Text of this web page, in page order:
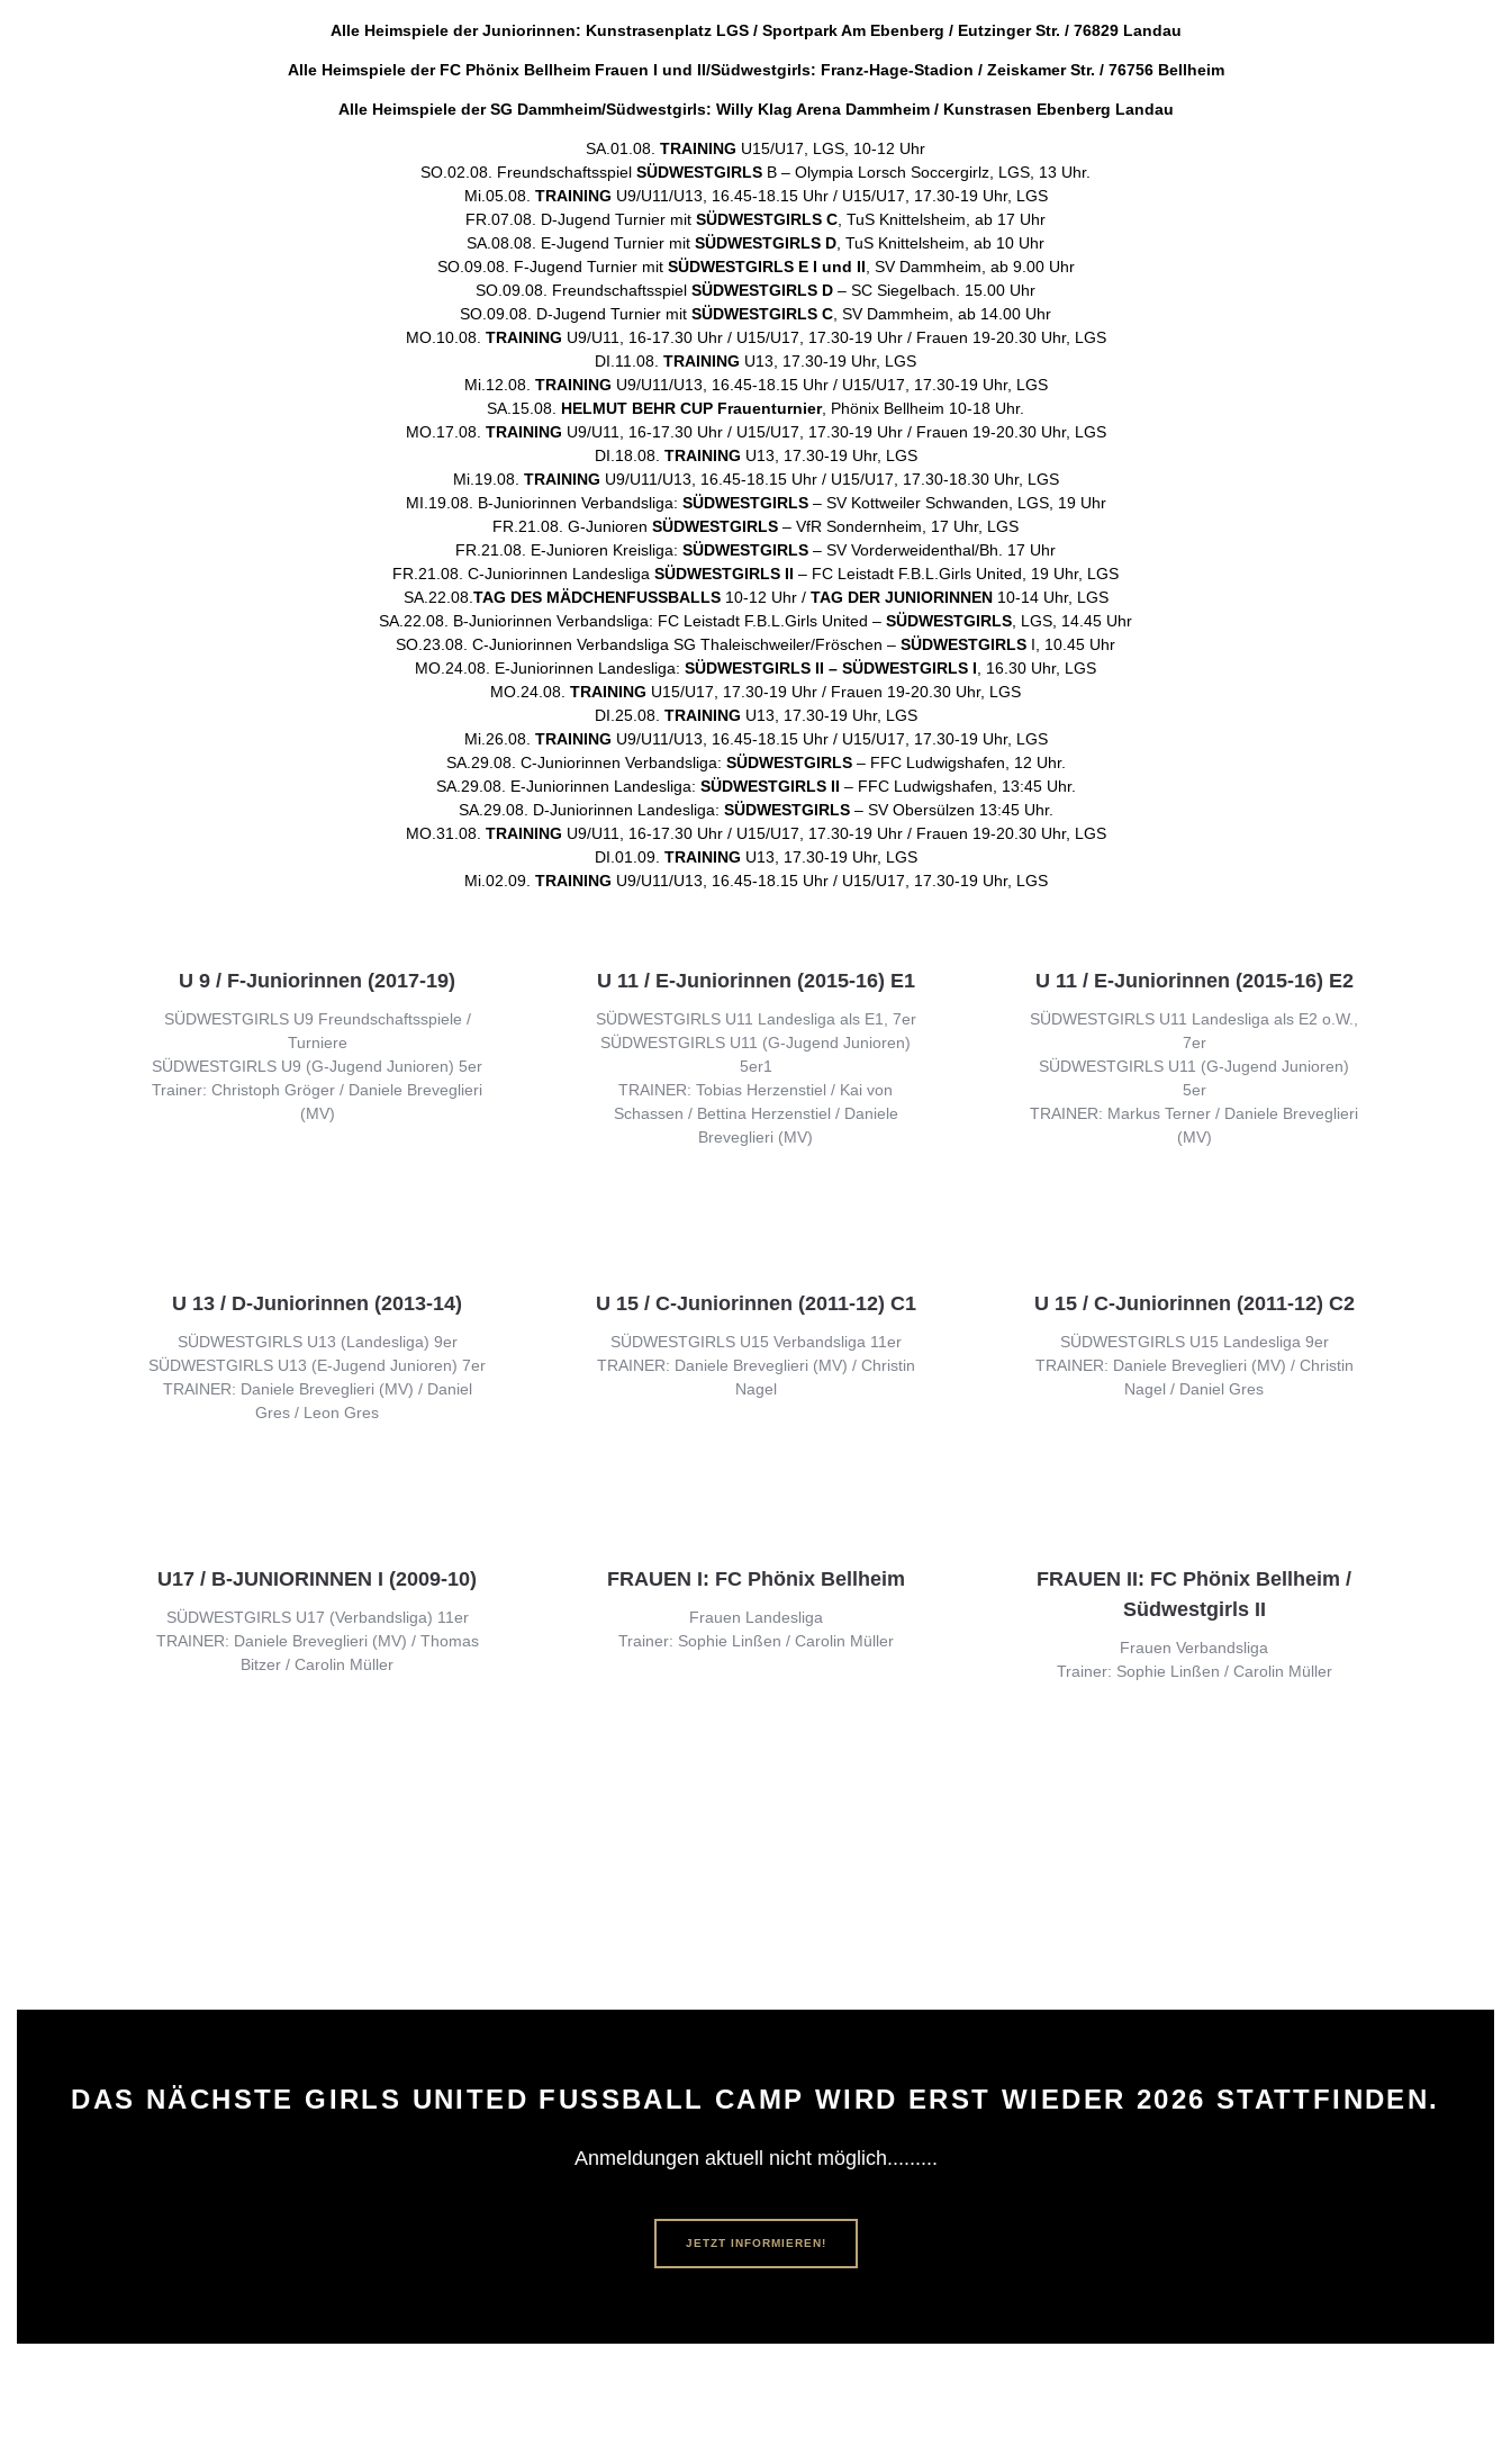
Alle Heimspiele der Juniorinnen: Kunstrasenplatz LGS / Sportpark Am Ebenberg / Eutzinger Str. / 76829 Landau
Alle Heimspiele der FC Phönix Bellheim Frauen I und II/Südwestgirls: Franz-Hage-Stadion / Zeiskamer Str. / 76756 Bellheim
Alle Heimspiele der SG Dammheim/Südwestgirls: Willy Klag Arena Dammheim / Kunstrasen Ebenberg Landau
SA.01.08. TRAINING U15/U17, LGS, 10-12 Uhr
SO.02.08. Freundschaftsspiel SÜDWESTGIRLS B – Olympia Lorsch Soccergirlz, LGS, 13 Uhr.
Mi.05.08. TRAINING U9/U11/U13, 16.45-18.15 Uhr / U15/U17, 17.30-19 Uhr, LGS
FR.07.08. D-Jugend Turnier mit SÜDWESTGIRLS C , TuS Knittelsheim, ab 17 Uhr
SA.08.08. E-Jugend Turnier mit SÜDWESTGIRLS D , TuS Knittelsheim, ab 10 Uhr
SO.09.08. F-Jugend Turnier mit SÜDWESTGIRLS E I und II , SV Dammheim, ab 9.00 Uhr
SO.09.08. Freundschaftsspiel SÜDWESTGIRLS D – SC Siegelbach. 15.00 Uhr
SO.09.08. D-Jugend Turnier mit SÜDWESTGIRLS C , SV Dammheim, ab 14.00 Uhr
MO.10.08. TRAINING U9/U11, 16-17.30 Uhr / U15/U17, 17.30-19 Uhr / Frauen 19-20.30 Uhr, LGS
DI.11.08. TRAINING U13, 17.30-19 Uhr, LGS
Mi.12.08. TRAINING U9/U11/U13, 16.45-18.15 Uhr / U15/U17, 17.30-19 Uhr, LGS
SA.15.08. HELMUT BEHR CUP Frauenturnier, Phönix Bellheim 10-18 Uhr.
MO.17.08. TRAINING U9/U11, 16-17.30 Uhr / U15/U17, 17.30-19 Uhr / Frauen 19-20.30 Uhr, LGS
DI.18.08. TRAINING U13, 17.30-19 Uhr, LGS
Mi.19.08. TRAINING U9/U11/U13, 16.45-18.15 Uhr / U15/U17, 17.30-18.30 Uhr, LGS
MI.19.08. B-Juniorinnen Verbandsliga: SÜDWESTGIRLS– SV Kottweiler Schwanden, LGS, 19 Uhr
FR.21.08. G-Junioren SÜDWESTGIRLS – VfR Sondernheim, 17 Uhr, LGS
FR.21.08. E-Junioren Kreisliga: SÜDWESTGIRLS – SV Vorderweidenthal/Bh. 17 Uhr
FR.21.08. C-Juniorinnen Landesliga SÜDWESTGIRLS II – FC Leistadt F.B.L.Girls United, 19 Uhr, LGS
SA.22.08. TAG DES MÄDCHENFUSSBALLS10-12 Uhr / TAG DER JUNIORINNEN10-14 Uhr, LGS
SA.22.08. B-Juniorinnen Verbandsliga: FC Leistadt F.B.L.Girls United – SÜDWESTGIRLS , LGS, 14.45 Uhr
SO.23.08. C-Juniorinnen Verbandsliga SG Thaleischweiler/Fröschen – SÜDWESTGIRLS I, 10.45 Uhr
MO.24.08. E-Juniorinnen Landesliga: SÜDWESTGIRLS II – SÜDWESTGIRLS I , 16.30 Uhr, LGS
MO.24.08. TRAINING U15/U17, 17.30-19 Uhr / Frauen 19-20.30 Uhr, LGS
DI.25.08. TRAINING U13, 17.30-19 Uhr, LGS
Mi.26.08. TRAINING U9/U11/U13, 16.45-18.15 Uhr / U15/U17, 17.30-19 Uhr, LGS
SA.29.08. C-Juniorinnen Verbandsliga: SÜDWESTGIRLS– FFC Ludwigshafen, 12 Uhr.
SA.29.08. E-Juniorinnen Landesliga: SÜDWESTGIRLS II – FFC Ludwigshafen, 13:45 Uhr.
SA.29.08. D-Juniorinnen Landesliga: SÜDWESTGIRLS– SV Obersülzen 13:45 Uhr.
MO.31.08. TRAINING U9/U11, 16-17.30 Uhr / U15/U17, 17.30-19 Uhr / Frauen 19-20.30 Uhr, LGS
DI.01.09. TRAINING U13, 17.30-19 Uhr, LGS
Mi.02.09. TRAINING U9/U11/U13, 16.45-18.15 Uhr / U15/U17, 17.30-19 Uhr, LGS
U 9 / F-Juniorinnen (2017-19)
SÜDWESTGIRLS U9 Freundschaftsspiele /
Turniere
SÜDWESTGIRLS U9 (G-Jugend Junioren) 5er
Trainer: Christoph Gröger / Daniele Breveglieri
(MV)
U 11 / E-Juniorinnen (2015-16) E1
SÜDWESTGIRLS U11 Landesliga als E1, 7er
SÜDWESTGIRLS U11 (G-Jugend Junioren)
5er1
TRAINER: Tobias Herzenstiel / Kai von
Schassen / Bettina Herzenstiel / Daniele
Breveglieri (MV)
U 11 / E-Juniorinnen (2015-16) E2
SÜDWESTGIRLS U11 Landesliga als E2 o.W.,
7er
SÜDWESTGIRLS U11 (G-Jugend Junioren)
5er
TRAINER: Markus Terner / Daniele Breveglieri
(MV)
U 13 / D-Juniorinnen (2013-14)
SÜDWESTGIRLS U13 (Landesliga) 9er
SÜDWESTGIRLS U13 (E-Jugend Junioren) 7er
TRAINER: Daniele Breveglieri (MV) / Daniel
Gres / Leon Gres
U 15 / C-Juniorinnen (2011-12) C1
SÜDWESTGIRLS U15 Verbandsliga 11er
TRAINER: Daniele Breveglieri (MV) / Christin
Nagel
U 15 / C-Juniorinnen (2011-12) C2
SÜDWESTGIRLS U15 Landesliga 9er
TRAINER: Daniele Breveglieri (MV) / Christin
Nagel / Daniel Gres
U17 / B-JUNIORINNEN I (2009-10)
SÜDWESTGIRLS U17 (Verbandsliga) 11er
TRAINER: Daniele Breveglieri (MV) / Thomas
Bitzer / Carolin Müller
FRAUEN I: FC Phönix Bellheim
Frauen Landesliga
Trainer: Sophie Linßen / Carolin Müller
FRAUEN II: FC Phönix Bellheim /
Südwestgirls II
Frauen Verbandsliga
Trainer: Sophie Linßen / Carolin Müller
DAS NÄCHSTE GIRLS UNITED FUSSBALL CAMP WIRD ERST WIEDER 2026 STATTFINDEN.
Anmeldungen aktuell nicht möglich.........
JETZT INFORMIEREN!